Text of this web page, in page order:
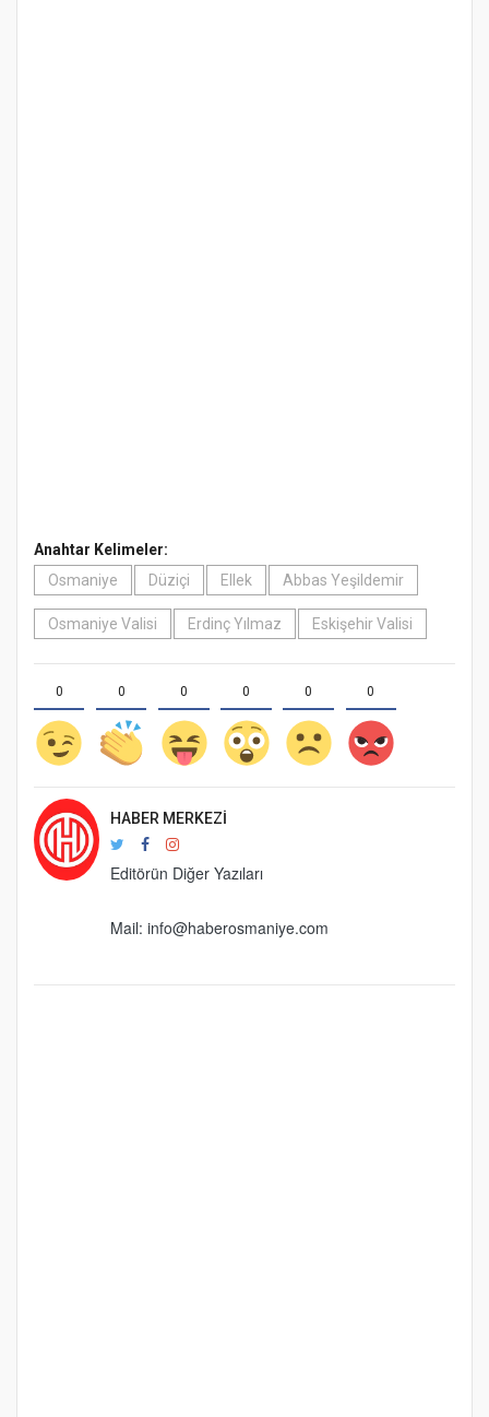
Anahtar Kelimeler:
Osmaniye
Düziçi Ellek Abbas Yeşildemir
Osmaniye Valisi Erdinç Yılmaz Eskişehir Valisi
0 0 0 0 0 0
HABER MERKEZI
Editörün Diğer Yazıları
Mail: info@haberosmaniye.com